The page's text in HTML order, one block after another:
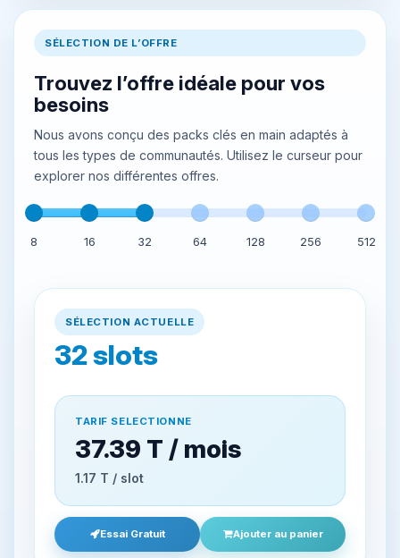
SÉLECTION DE L’OFFRE
Trouvez l’offre idéale pour vos
besoins
Nous avons conçu des packs clés en main adaptés à
tous les types de communautés. Utilisez le curseur pour
explorer nos différentes offres.
8 16 32 64 128 256 512
SÉLECTION ACTUELLE
32slots
TARIF SELECTIONNE
37.39 T‏ / mois
1.17 T‏ / slot
Essai Gratuit Ajouter au panier